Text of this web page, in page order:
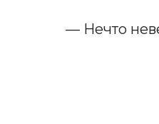
— Нечто